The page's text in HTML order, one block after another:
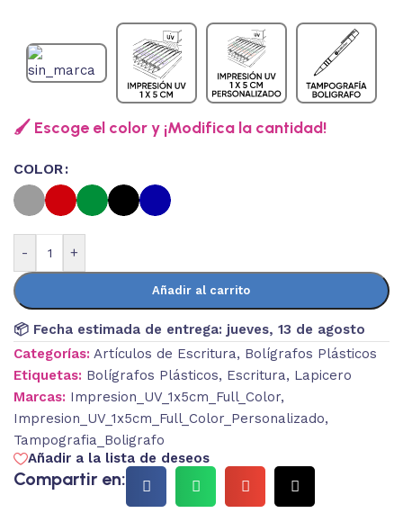
🖌️ Escoge el color y ¡Modifica la cantidad!
COLOR
- +
Añadir al carrito
📦 Fecha estimada de entrega: jueves, 13 de agosto
Categorías: Artículos de Escritura, Bolígrafos Plásticos
Etiquetas: Bolígrafos Plásticos, Escritura, Lapicero
Marcas: Impresion_UV_1x5cm_Full_Color,
Impresion_UV_1x5cm_Full_Color_Personalizado,
Tampografia_Boligrafo
Añadir a la lista de deseos
Compartir en: